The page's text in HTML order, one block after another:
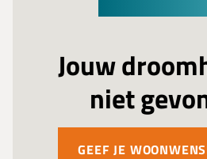
Jouw
niet
GEEF JE